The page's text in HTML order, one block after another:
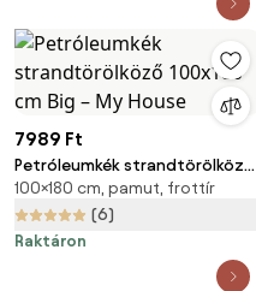
7989 Ft
Petróleumkék strandtörölköző
100x180 cm Big – My House
100×180 cm, pamut, frottír
(6)
Raktáron